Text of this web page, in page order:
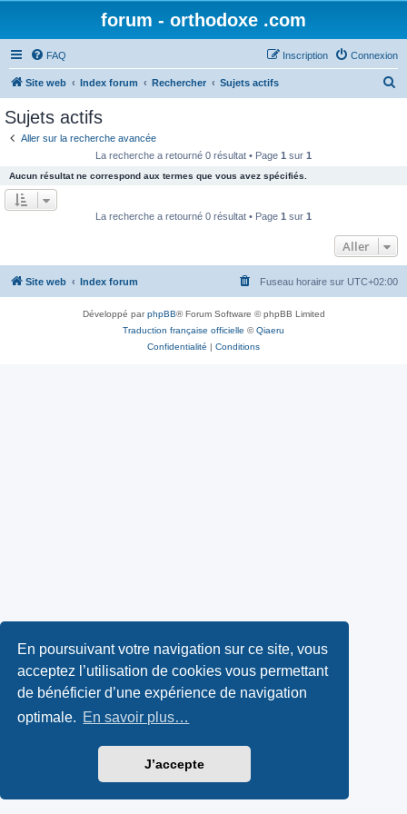
En poursuivant votre navigation sur ce site, vous
acceptez l’utilisation de cookies vous permettant
de bénéficier d’une expérience de navigation
optimale. En savoir plus…
J’accepte
forum - orthodoxe .com
FAQ Connexion
Inscription
Site web Index forum Rechercher Sujets actifs
e
r
Sujets actifs
Aller sur la recherche avancée
La recherche a retourné 0 résultat • Page 1 sur 1
Aucun résultat ne correspond aux termes que vous avez spécifiés.
La recherche a retourné 0 résultat • Page 1 sur 1
Aller
Site web Index forum Fuseau horaire sur UTC+02:00
Développé parphpBB® Forum Software © phpBB Limited
Traduction française officielle ©Qiaeru
Confidentialité | Conditions